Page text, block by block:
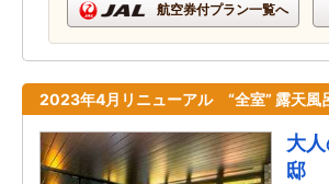
航空券付プラン一覧へ
2023年4月リニューアル “全室” 露天
大
邸